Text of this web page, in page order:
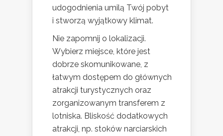
udogodnienia umilą Twój pobyt
i stworzą wyjątkowy klimat.
Nie zapomnij o lokalizacji.
Wybierz miejsce, które jest
dobrze skomunikowane, z
łatwym dostępem do głównych
atrakcji turystycznych oraz
zorganizowanym transferem z
lotniska. Bliskość dodatkowych
atrakcji, np. stoków narciarskich